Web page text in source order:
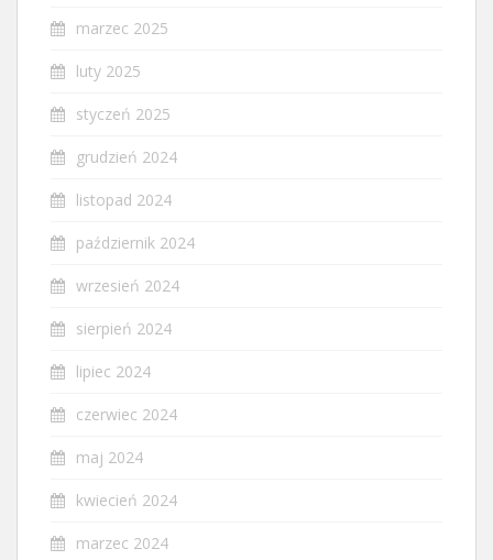
marzec 2025
luty 2025
styczeń 2025
grudzień 2024
listopad 2024
październik 2024
wrzesień 2024
sierpień 2024
lipiec 2024
czerwiec 2024
maj 2024
kwiecień 2024
marzec 2024